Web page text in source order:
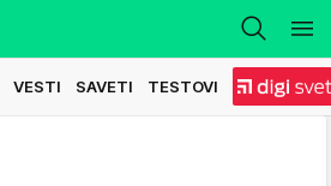
VESTI SAVETI TESTOVI